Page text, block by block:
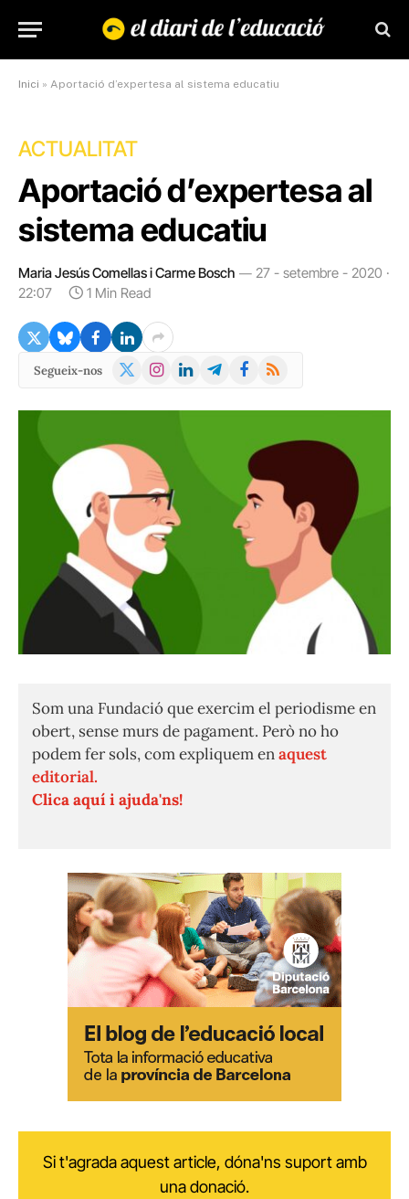
Inici » Aportació d’expertesa al sistema educatiu
ACTUALITAT
Aportació d’expertesa al
sistema educatiu
Maria Jesús Comellas i Carme Bosch
27 - setembre - 2020 ·
22:07
1 Min Read
Segueix-nos
X
Instagram
LinkedInTelegramFacebook
RSS
Som una Fundació que exercim el periodisme en
obert, sense murs de pagament. Però no ho
podem fer sols, com expliquem enaquest
editorial.
Clica aquí i ajuda'ns!
Si t'agrada aquest article, dóna'ns suport amb
una donació.